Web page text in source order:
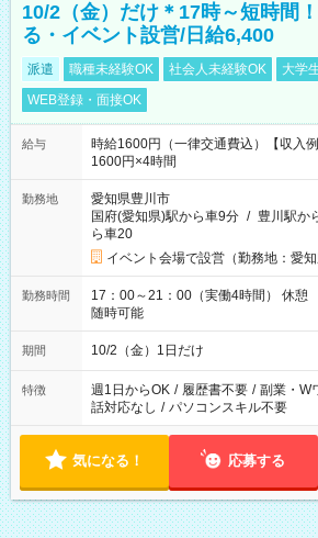
10/2（金）だけ＊17時～短時間
る・イベント設営/日給6,400
派遣 職種未経験OK 社会人未経験OK 大学
WEB登録・面接OK
給与
時給1600円（一律交通費込）【収入
1600円×4時間
勤務地
愛知県豊川市
国府(愛知県)駅から車9分 / 豊川駅か
ら車20
イベント会場で設営（勤務地：愛知
勤務時間
17：00～21：00（実働4時間） 休憩 なし トイレ・水分補給は
随時可能
期間 10/2（金）1日だけ
特徴 週1日からOK / 履歴書不要 / 副業・W
話対応なし / パソコンスキル不要
気になる！ 応募する